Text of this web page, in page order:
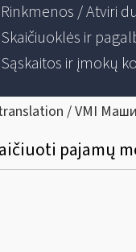
Rinkmenos / Atviri
Skaičiuoklės ir
Sąskaitos ir įmokų
/ VMI
pajamų